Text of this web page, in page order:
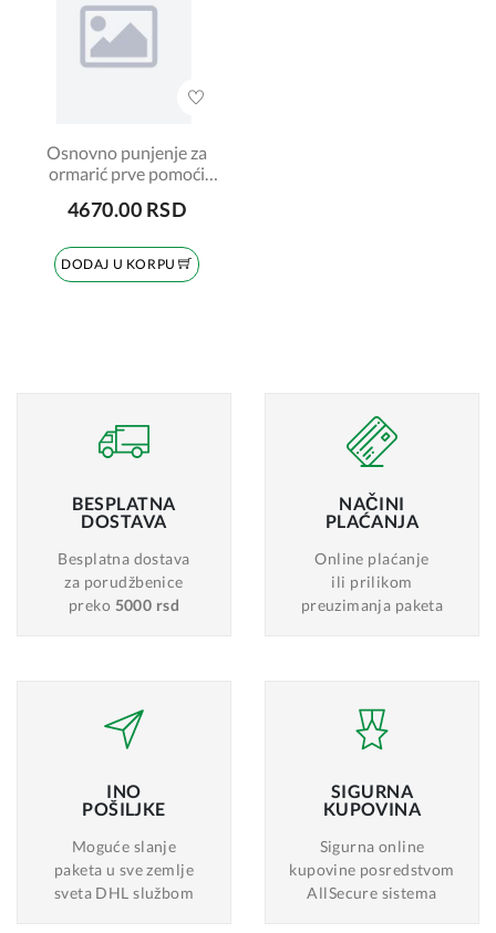
Osnovno punjenje za
ormarić prve pomoći
4670.00 RSD
DODAJ U KORPU
BESPLATNA
DOSTAVA
Besplatna dostava
za porudžbenice
preko 5000 rsd
NAČINI
PLAĆANJA
Online plaćanje
ili prilikom
preuzimanja paketa
INO
POŠILJKE
Moguće slanje
paketa u sve zemlje
sveta DHL službom
SIGURNA
KUPOVINA
Sigurna online
kupovine posredstvom
AllSecure sistema